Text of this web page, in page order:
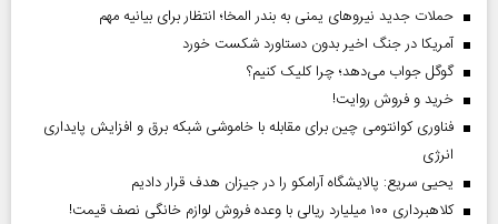
حملات جدید نیروهای یمنی به بندر المخا؛ انتظار برای بیانیه مهم
آمریکا در جنگ اخیر بدون دستاورد شکست خورد
گوگل جواب می‌دهد؛ چرا کلیک کنیم؟
خرید و فروش روایت!
فناوری کوانتومی چین برای مقابله با خاموشی شبکه برق و افزایش پایداری
انرژی
یحیی سریع: پالایشگاه آرامکو را در جیزان هدف قرار دادیم
کلاهبرداری ۱۰۰ میلیارد ریالی با وعده فروش لوازم خانگی نصف قیمت!